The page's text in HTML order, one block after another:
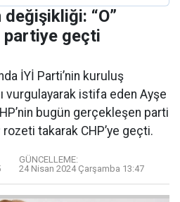
“O”
geçti
İYİ Parti’nin kuruluş
vurgulayarak istifa eden Ayşe
bugün gerçekleşen parti
rozeti takarak CHP’ye geçti.
GÜNCELLEME:
24 Nisan 2024 Çarşamba 13:47